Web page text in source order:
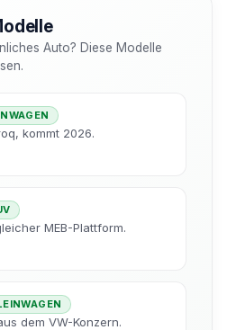
Auto? Diese Modelle
kommt 2026.
MEB-Plattform.
dem VW-Konzern.